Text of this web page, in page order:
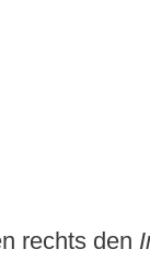
rechts den